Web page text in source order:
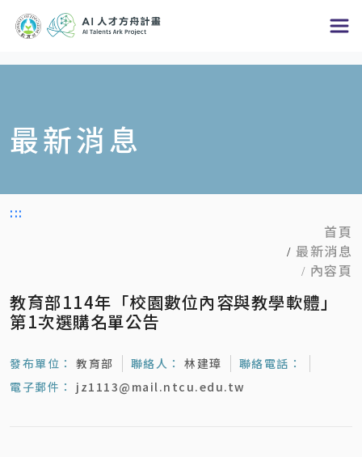
跳
容
區
最新消息
:::
首頁
最新消息
內容頁
教育部114年「校園數位內容與教學軟體」
第1次選購名單公告
發布單位： 教育部 聯絡人： 林建璋
聯絡電話：
電子郵件： jz1113@mail.ntcu.edu.tw